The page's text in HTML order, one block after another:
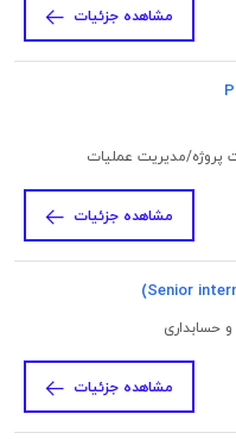
مشاهده جزئیات
پروژه/مدیریت عملیات
مشاهده جزئیات
و حسابداری
مشاهده جزئیات